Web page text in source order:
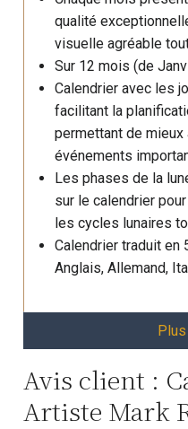
qualité
visuelle agréable
Sur 12 mois (de
Calendrier avec les
facilitant la
permettant de
événements
Les phases de la
sur le calendrier
les cycles lunaires
Calendrier traduit en
Anglais, Allemand,
Avis client :
Artiste Mark